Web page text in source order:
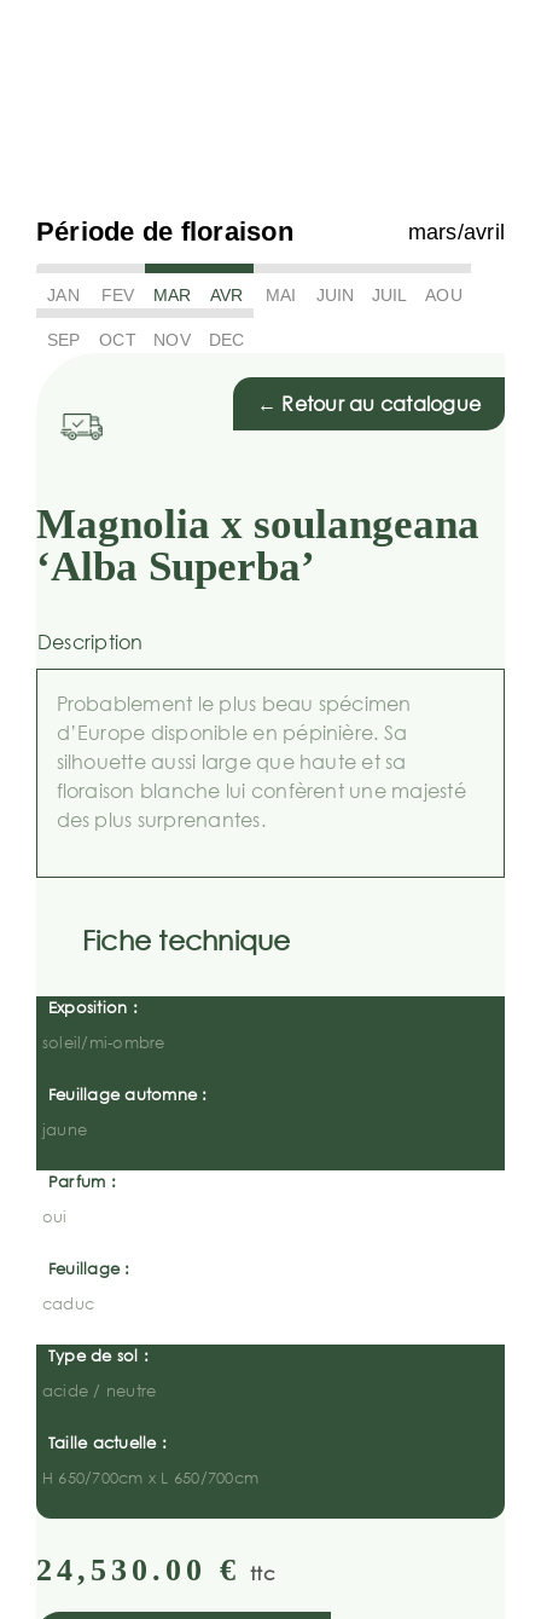
Période de floraison mars/avril
JAN FEV MAR AVR MAI JUIN JUIL AOU
SEP OCT NOV DEC
← Retour au catalogue
Magnolia x soulangeana
‘Alba Superba’
Description
Probablement le plus beau spécimen
d’Europe disponible en pépinière. Sa
silhouette aussi large que haute et sa
floraison blanche lui confèrent une majesté
des plus surprenantes.
Fiche technique
Exposition :
soleil/mi-ombre
Feuillage automne :
jaune
Parfum :
oui
Feuillage :
caduc
Type de sol :
acide / neutre
Taille actuelle :
H 650/700cm x L 650/700cm
24,530.00 € ttc